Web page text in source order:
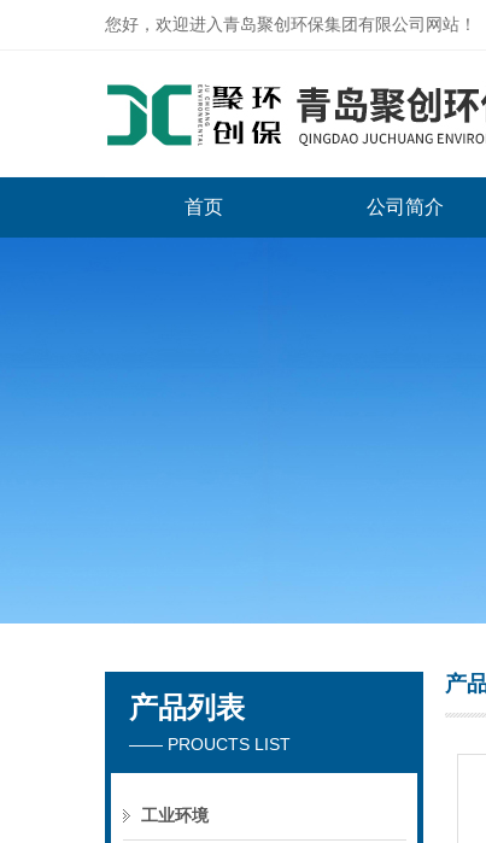
您好，欢迎进入青岛聚创环保集团有限公司网站！
首页 公司简介
产品列表
—— PROUCTS LIST
工业环境
产